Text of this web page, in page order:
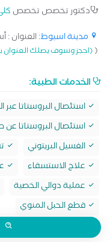
دكتور تخصص تخصص
مدينة اسيوط: العنوان
((احجز وسوف يصلك العنوان
الخدمات الطبية:
استئصال البروستاتا عبر
استئصال البروستاتا
الغسيل البريتوني
علاج الاستسقاء
عملية دوالي الخصية
قطع الحبل المنوي